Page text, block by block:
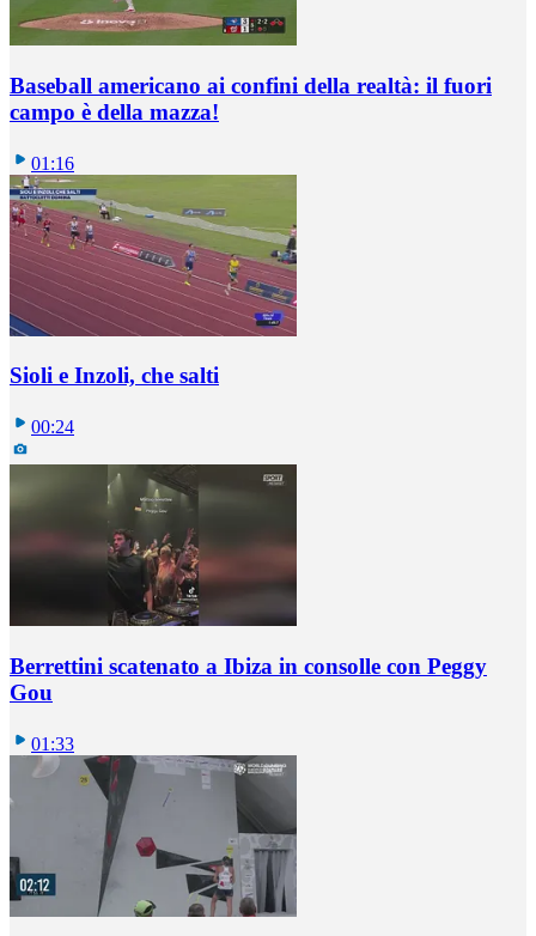
Baseball americano ai confini della realtà: il fuori
campo è della mazza!
01:16
Sioli e Inzoli, che salti
00:24
Berrettini scatenato a Ibiza in consolle con Peggy
Gou
01:33